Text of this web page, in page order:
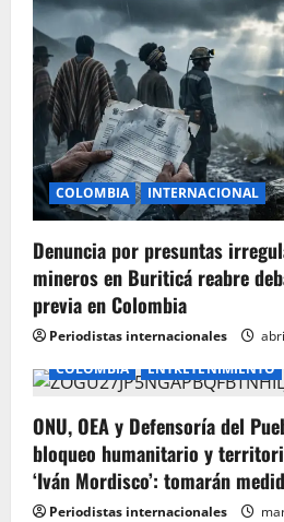
g
a
t
i
o
n
COLOMBIA INTERNACIONAL
Denuncia por presuntas
mineros en Buriticá reabre
previa en Colombia
Periodistas internacionales
COLOMBIA
ENTRETENIMIENTO
ONU, OEA y Defensoría del
bloqueo humanitario y
‘Iván Mordisco’: tomarán
Periodistas internacionales